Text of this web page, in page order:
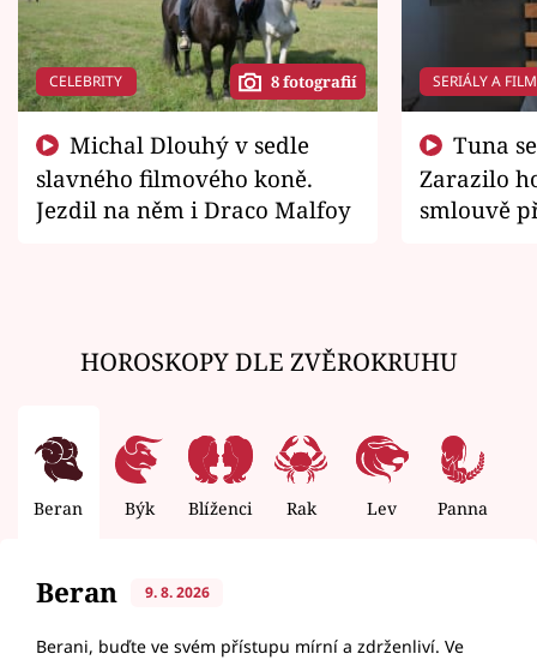
CELEBRITY 8 fotografií
slavného filmového koně.
Jezdil na něm i Draco Malfoy
SERIÁLY A
Zarazilo
smlouvě
HOROSKOPY DLE ZVĚROKRUHU
Beran Býk Blíženci Rak Lev Panna
Beran 9. 8. 2026
Berani, buďte ve svém přístupu mírní a zdrženliví. Ve